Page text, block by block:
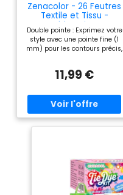
Zenacolor - 26 Feutres
Textile et Tissu -
Double Pointe -
Permanents
Double pointe : Exprimez votre
style avec une pointe fine (1
mm) pour les contours précis,
Un feutre textile permanent
vêtements ou accessoires.
Résistant au lavage pour des
créations durables : Grâce à
son encre permanente fixable
conservent leurs couleurs
éclatantes même après
plusieurs lavages (jusqu’à
30°C) — idéal pour
11,99 €